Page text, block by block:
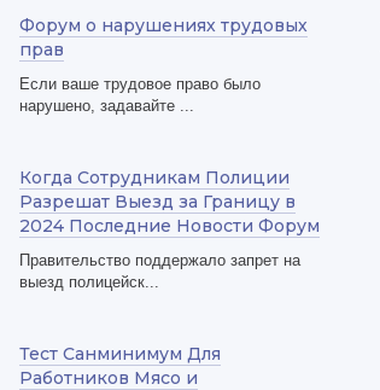
Форум о нарушениях трудовых
прав
Если ваше трудовое право было
нарушено, задавайте ...
Когда Сотрудникам Полиции
Разрешат Выезд за Границу в
2024 Последние Новости Форум
Правительство поддержало запрет на
выезд полицейск...
Тест Санминимум Для
Работников Мясо и